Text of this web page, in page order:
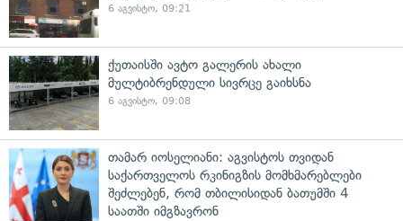
6 აგვისტო, 09:21
ქუთაისში ავტო გალერის ახალი
მულტიბრენდული სივრცე გაიხსნა
6 აგვისტო, 09:08
თამარ იოსელიანი: აგვისტოს თვიდან
საქართველოს რკინიგზის მომხმარებლები
შეძლებენ, რომ თბილისიდან ბათუმში 4
საათში იმგზავრონ